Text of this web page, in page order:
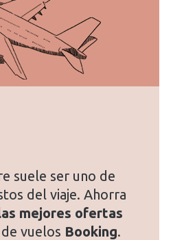
suele ser uno de
del viaje. Ahorra
mejores ofertas
vuelos Booking.